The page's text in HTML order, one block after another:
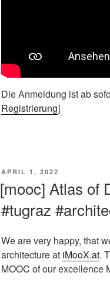
Die Anmeldung ist ab
Registrierung]
VERÖFFENTLICHT
APRIL 1, 2022
[mooc] Atlas of
#tugraz
We are very happy, that
architecture at iMooX.at.
MOOC of our excellence